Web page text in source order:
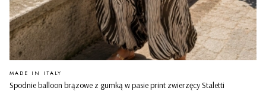
Spodnie balloon brązowe z gumką w pasie print zwierzęcy Staletti
PRODUCENT
MADE IN ITALY